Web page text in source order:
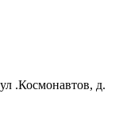
.Космонавтов, д.